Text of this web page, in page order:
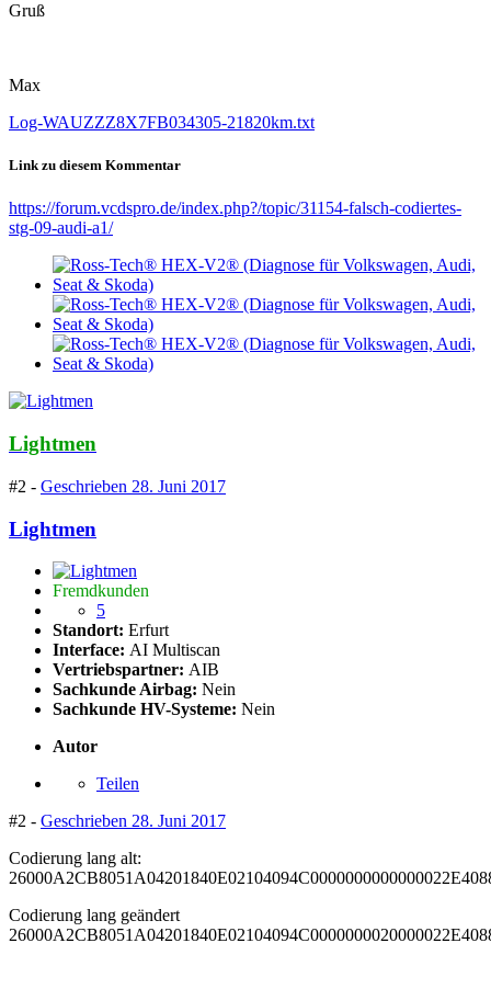
Gruß
Max
Log-WAUZZZ8X7FB034305-21820km.txt
Link zu diesem Kommentar
https://forum.vcdspro.de/index.php?/topic/31154-falsch-codiertes-
stg-09-audi-a1/
Lightmen
#2 - Geschrieben 28. Juni 2017
Lightmen
Fremdkunden
5
Standort: Erfurt
Interface: AI Multiscan
Vertriebspartner: AIB
Sachkunde Airbag: Nein
Sachkunde HV-Systeme: Nein
Autor
Teilen
#2 - Geschrieben 28. Juni 2017
Codierung lang alt:
Codierung lang geändert